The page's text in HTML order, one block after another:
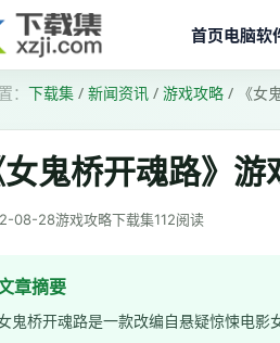
首页电脑软
下载集 / 新闻资讯 / 游戏攻略 / 《女
女鬼桥开魂路》
08-28游戏攻略下载集112阅读
章摘要
鬼桥开魂路是一款改编自悬疑惊悚电影